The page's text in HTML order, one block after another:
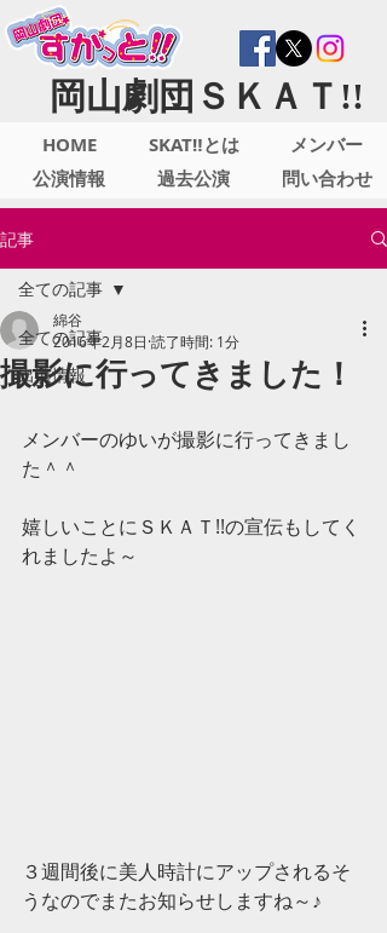
岡山劇団ＳＫＡＴ!!
HOME
公演情報
SKAT‼とは
過去公演
メンバー
問い合わせ
記事
全ての記事
出演情報
全ての記事
撮影に行ってきました！
綿谷
2016年2月8日 読了時間: 1分
メンバーのゆいが撮影に行ってきまし
た＾＾
嬉しいことにＳＫＡＴ!!の宣伝もしてく
れましたよ～
３週間後に美人時計にアップされるそ
うなのでまたお知らせしますね～♪